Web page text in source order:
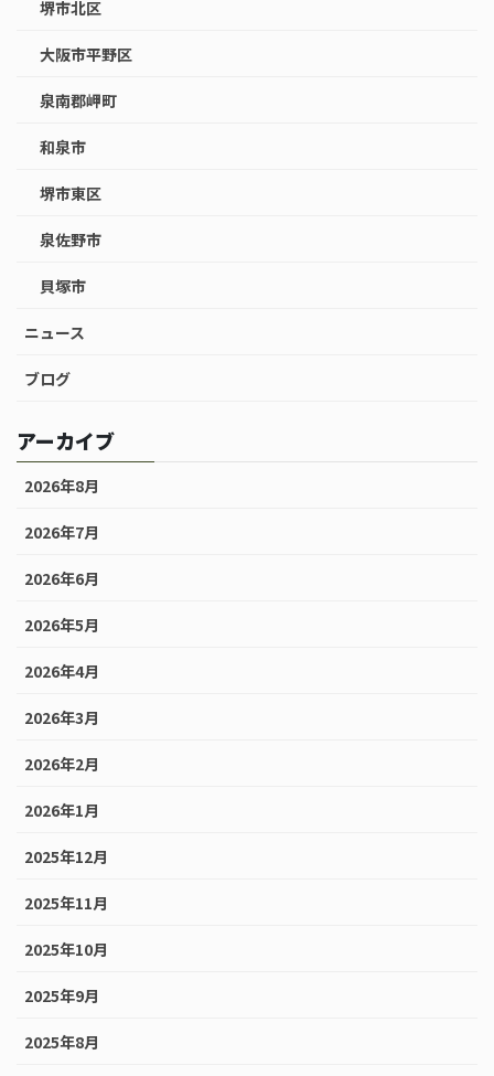
堺市北区
大阪市平野区
泉南郡岬町
和泉市
堺市東区
泉佐野市
貝塚市
ニュース
ブログ
アーカイブ
2026年8月
2026年7月
2026年6月
2026年5月
2026年4月
2026年3月
2026年2月
2026年1月
2025年12月
2025年11月
2025年10月
2025年9月
2025年8月